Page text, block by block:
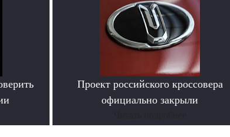
Проект российского кроссовера
официально закрыли